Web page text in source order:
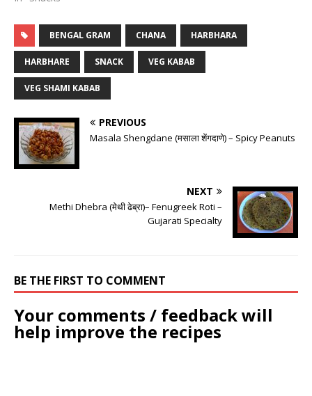
BENGAL GRAM CHANA HARBHARA
HARBHARE SNACK VEG KABAB
VEG SHAMI KABAB
PREVIOUS
Masala Shengdane (मसाला शेंगदाणे) – Spicy Peanuts
NEXT
Methi Dhebra (मेथी ढेब्रा)– Fenugreek Roti –
Gujarati Specialty
BE THE FIRST TO COMMENT
Your comments / feedback will
help improve the recipes